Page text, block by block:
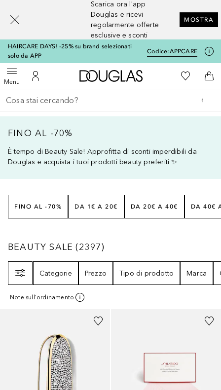
Scarica ora l'app
Douglas e ricevi
regolarmente offerte
esclusive e sconti
MOSTRA
HAIRCARE DAYS! -25% su brand selezionati
solo da APP
Codice:APPCARE
MenuApri menuAl Mio Account
A Douglas HomeAlla Mia
Al
Torna indietro
Esegui ricerca
FINO AL -70%
È tempo di Beauty Sale! Approfitta di sconti imperdibili da
Douglas e acquista i tuoi prodotti beauty preferiti ✨
FINO AL -70% DA 1€ A 20€ DA 20€ A 40€ DA 40€
BEAUTY SALE2397
BEAUTY SALE (2397)
Categorie
Prezzo Tipo di prodotto Marca
Note sull'ordinamento
+10 Sponsorizzato
[navigation.slideout.screenreader]